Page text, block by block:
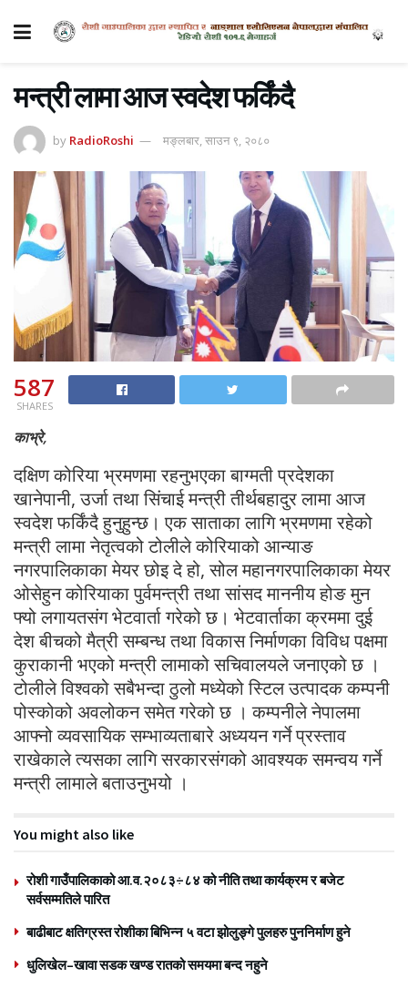
मन्त्री लामा आज स्वदेश फर्किंदै
by RadioRoshi मङ्लबार, साउन ९, २०८०
587
SHARES
काभ्रे,
दक्षिण कोरिया भ्रमणमा रहनुभएका बाग्मती प्रदेशका
खानेपानी, उर्जा तथा सिंचाई मन्त्री तीर्थबहादुर लामा आज
स्वदेश फर्किंदै हुनुहुन्छ। एक साताका लागि भ्रमणमा रहेको
मन्त्री लामा नेतृत्वको टोलीले कोरियाको आन्याङ
नगरपालिकाका मेयर छोइ दे हो, सोल महानगरपालिकाका मेयर
ओसेहुन कोरियाका पुर्वमन्त्री तथा सांसद माननीय होङ मुन
फ्यो लगायतसंग भेटवार्ता गरेको छ। भेटवार्ताका क्रममा दुई
देश बीचको मैत्री सम्बन्ध तथा विकास निर्माणका विविध पक्षमा
कुराकानी भएको मन्त्री लामाको सचिवालयले जनाएको छ ।
टोलीले विश्वको सबैभन्दा ठुलो मध्येको स्टिल उत्पादक कम्पनी
पोस्कोको अवलोकन समेत गरेको छ । कम्पनीले नेपालमा
आफ्नो व्यवसायिक सम्भाव्यताबारे अध्ययन गर्ने प्रस्ताव
राखेकाले त्यसका लागि सरकारसंगको आवश्यक समन्वय गर्ने
मन्त्री लामाले बताउनुभयो ।
You might also like
रोशी गाउँपालिकाको आ.व.२०८३÷८४ को नीति तथा कार्यक्रम र बजेट
सर्वसम्मतिले पारित
बाढीबाट क्षतिग्रस्त रोशीका बिभिन्न ५ वटा झोलुङ्गे पुलहरु पुननिर्माण हुने
धुलिखेल–खावा सडक खण्ड रातको समयमा बन्द नहुने